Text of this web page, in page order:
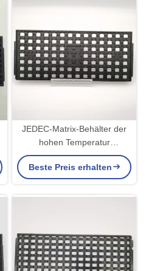
JEDEC-Matrix-Behälter der
hohen Temperatur
transportieren beständige Rf
IC
Beste Preis erhalten